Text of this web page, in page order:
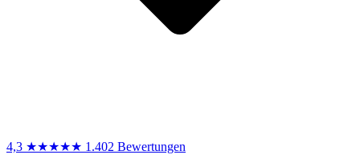
4,3 ★★★★★ 1.402 Bewertungen